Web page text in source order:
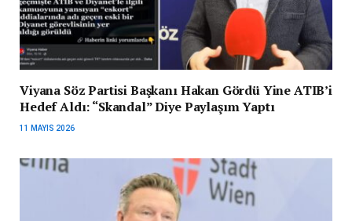
Viyana Söz Partisi Başkanı Hakan Gördü Yine ATIB’i
Hedef Aldı: “Skandal” Diye Paylaşım Yaptı
11 MAYIS 2026